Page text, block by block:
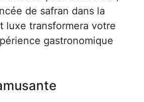
de safran dans la
luxe transformera votre
gastronomique